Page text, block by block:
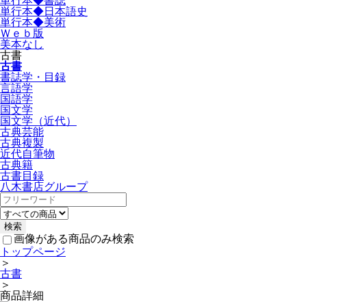
単行本◆日本語史
単行本◆美術
Ｗｅｂ版
美本なし
古書
古書
書誌学・目録
言語学
国語学
国文学
国文学（近代）
古典芸能
古典複製
近代自筆物
古典籍
古書目録
八木書店グループ
画像がある商品のみ検索
トップページ
＞
古書
＞
商品詳細